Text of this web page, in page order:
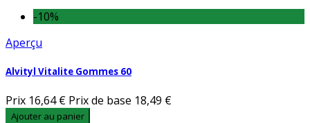
-10%
Aperçu
Alvityl Vitalite Gommes 60
Prix 16,64 € Prix de base 18,49 €
Ajouter au panier